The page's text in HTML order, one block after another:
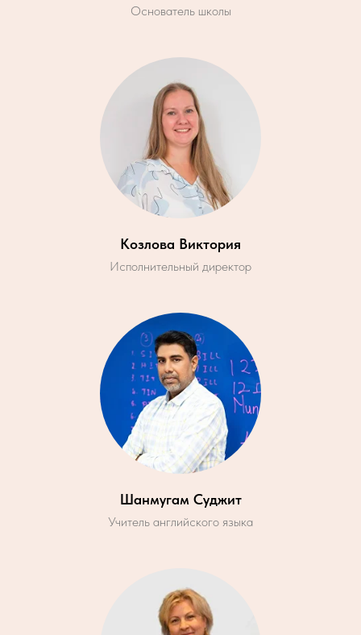
Основатель школы
Козлова Виктория
Исполнительный директор
Шанмугам Суджит
Учитель английского языка